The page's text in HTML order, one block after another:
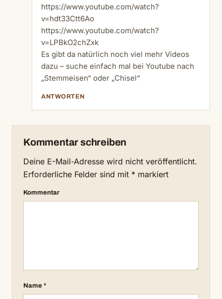
https://www.youtube.com/watch?
v=hdt33Ctt6Ao
https://www.youtube.com/watch?
v=LPBkO2chZxk
Es gibt da natürlich noch viel mehr Videos
dazu – suche einfach mal bei Youtube nach
„Stemmeisen“ oder „Chisel“
ANTWORTEN
Kommentar schreiben
Deine E-Mail-Adresse wird nicht veröffentlicht.
Erforderliche Felder sind mit * markiert
Kommentar
Name *